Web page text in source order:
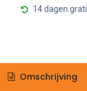
14 dagen
Omschrijving